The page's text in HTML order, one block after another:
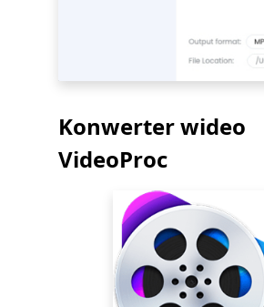
Konwerter wideo
VideoProc